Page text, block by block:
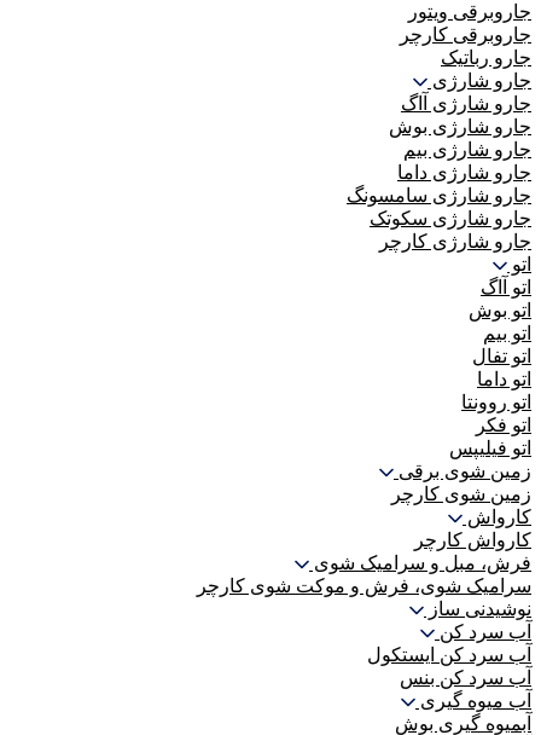
جاروبرقی ویتور
جاروبرقی کارچر
جارو رباتیک
جارو شارژی
جارو شارژی آاگ
جارو شارژی بوش
جارو شارژی بیم
جارو شارژی داما
جارو شارژی سامسونگ
جارو شارژی سکوتک
جارو شارژی کارچر
اتو
اتو آاگ
اتو بوش
اتو بیم
اتو تفال
اتو داما
اتو روونتا
اتو فکر
اتو فیلیپس
زمین شوی برقی
زمین شوی کارچر
کارواش
کارواش کارچر
فرش، مبل و سرامیک شوی
سرامیک شوی، فرش و موکت شوی کارچر
نوشیدنی ساز
آب سرد کن
آب سرد کن ایستکول
آب سرد کن بنس
آب میوه گیری
آبمیوه گیری بوش